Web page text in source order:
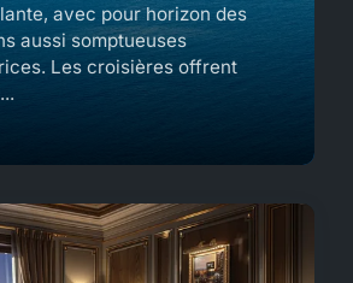
avec pour horizon des
aussi somptueuses
Les croisières offrent